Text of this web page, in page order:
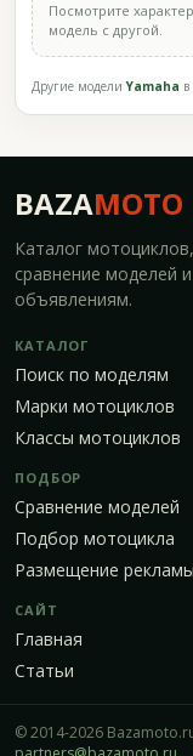
Посмотрите
модель с другой.
Другие моделиYamaha в
BAZAMOTO
Каталог
сравнение моделей
объявлениям.
КАТАЛОГ
Поиск по моделям
Марки мотоциклов
Классы мотоциклов
ПОДБОР
Сравнение моделей
Подбор мотоцикла
Размещение рекламы
САЙТ
Главная
Статьи
© 2014-2026